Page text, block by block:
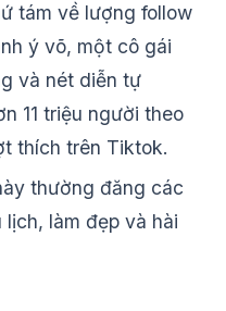
tám về lượng follow
ý võ, một cô gái
và nét diễn tự
11 triệu người theo
thích trên Tiktok.
thường đăng các
làm đẹp và hài